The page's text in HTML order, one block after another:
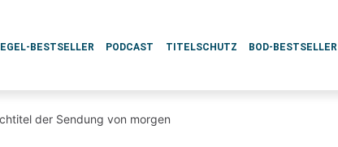
BESTSELLER PODCAST TITELSCHUTZ BOD-BESTSELLER
der Sendung von morgen